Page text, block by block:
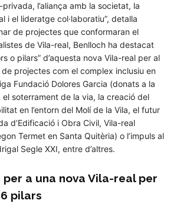
l’aliança amb la societat, la
i el lideratge col·laboratiu”, detalla
de projectes que conformaran el
de Vila-real, Benlloch ha destacat
o pilars” d’aquesta nova Vila-real per al
projectes com el complex inclusiu en
Fundació Dolores Garcia (donats a la
soterrament de la via, la creació del
en l’entorn del Molí de la Vila, el futur
d’Edificació i Obra Civil, Vila-real
Termet en Santa Quitèria) o l’impuls al
Segle XXI, entre d’altres.
a una nova Vila-real per
pilars